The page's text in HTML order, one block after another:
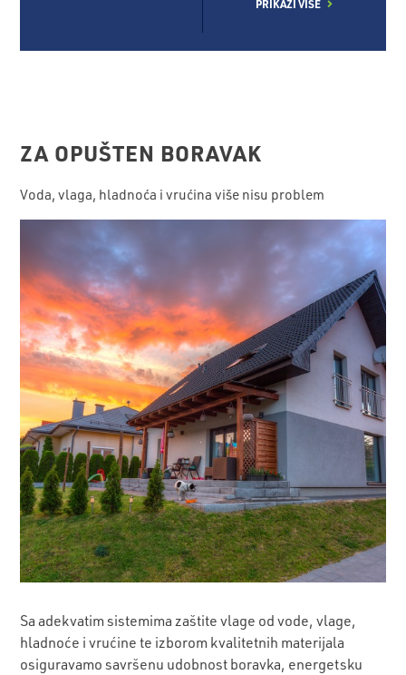
PRIKAŽI VIŠE
ZA OPUŠTEN BORAVAK
Voda, vlaga, hladnoća i vrućina više nisu problem
Sa adekvatim sistemima zaštite vlage od vode, vlage,
hladnoće i vrućine te izborom kvalitetnih materijala
osiguravamo savršenu udobnost boravka, energetsku